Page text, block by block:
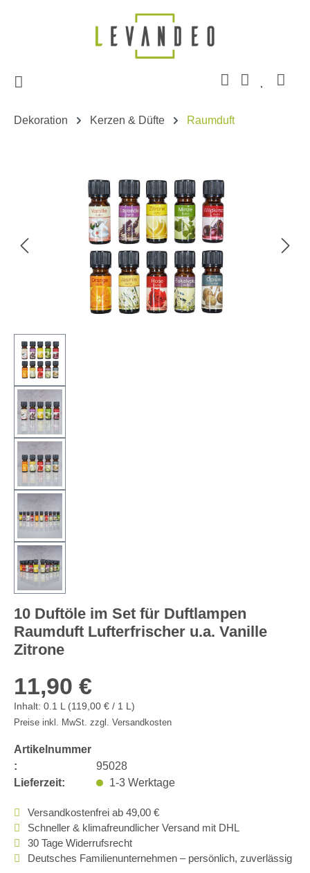
Zum Hauptinhalt springen
Dekoration Kerzen & Düfte Raumduft
10 Duftöle im Set für Duftlampen
Raumduft Lufterfrischer u.a. Vanille
Zitrone
11,90 €
Inhalt: 0.1 L (119,00 € / 1 L)
Preise inkl. MwSt. zzgl. Versandkosten
Artikelnummer
:
95028
Lieferzeit:
1-3 Werktage
Versandkostenfrei ab 49,00 €
Schneller & klimafreundlicher Versand mit DHL
30 Tage Widerrufsrecht
Deutsches Familienunternehmen – persönlich, zuverlässig